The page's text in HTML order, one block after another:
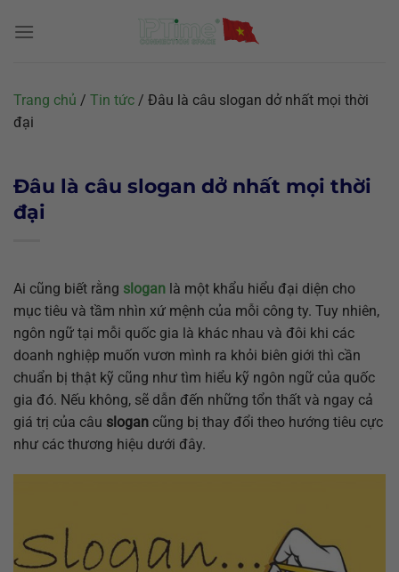
đến
Trang chủ / Tin tức / Đâu là câu slogan dở nhất mọi thời
đại
Đâu là câu slogan dở nhất mọi thời
đại
Ai cũng biết rằng slogan là một khẩu hiểu đại diện cho
mục tiêu và tầm nhìn xứ mệnh của mỗi công ty. Tuy nhiên,
ngôn ngữ tại mỗi quốc gia là khác nhau và đôi khi các
doanh nghiệp muốn vươn mình ra khỏi biên giới thì cần
chuẩn bị thật kỹ cũng như tìm hiểu kỹ ngôn ngữ của quốc
gia đó. Nếu không, sẽ dẫn đến những tổn thất và ngay cả
giá trị của câu slogan cũng bị thay đổi theo hướng tiêu cực
như các thương hiệu dưới đây.